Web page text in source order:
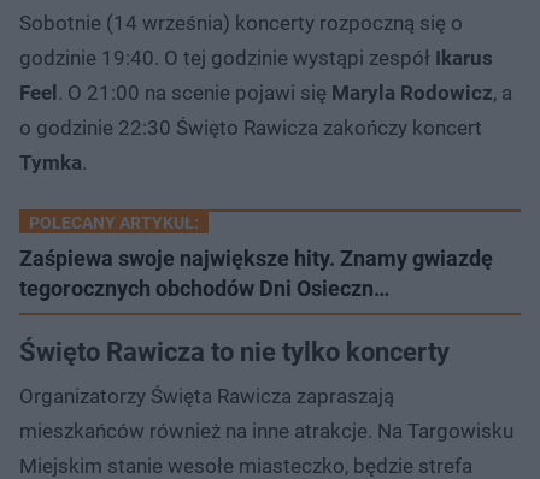
Sobotnie (14 września) koncerty rozpoczną się o
godzinie 19:40. O tej godzinie wystąpi zespół Ikarus
Feel. O 21:00 na scenie pojawi się Maryla Rodowicz, a
o godzinie 22:30 Święto Rawicza zakończy koncert
Tymka.
POLECANY ARTYKUŁ:
Zaśpiewa swoje największe hity. Znamy gwiazdę
tegorocznych obchodów Dni Osieczn…
Święto Rawicza to nie tylko koncerty
Organizatorzy Święta Rawicza zapraszają
mieszkańców również na inne atrakcje. Na Targowisku
Miejskim stanie wesołe miasteczko, będzie strefa